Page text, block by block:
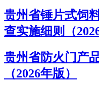
贵州省锤片式饲
查实施细则（
贵州省防火门产
（2026年版）